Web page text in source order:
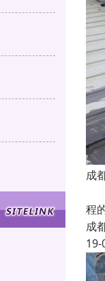
成
程
成
19-